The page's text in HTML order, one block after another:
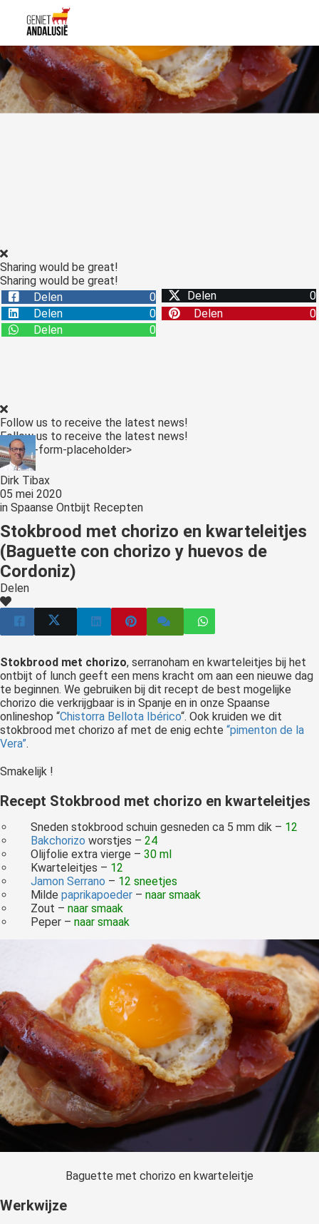
Sharing would be great!
Sharing would be great!
Delen
0 Delen
0
Delen
0 Delen
0
Delen
0
Follow us to receive the latest news!
Follow us to receive the latest news!
<:optin-form-placeholder>
Dirk Tibax
05 mei 2020
in Spaanse Ontbijt Recepten
Stokbrood met chorizo en kwarteleitjes
(Baguette con chorizo y huevos de
Cordoniz)
Delen
Stokbrood met chorizo, serranoham en kwarteleitjes bij het
ontbijt of lunch geeft een mens kracht om aan een nieuwe dag
te beginnen. We gebruiken bij dit recept de best mogelijke
chorizo die verkrijgbaar is in Spanje en in onze Spaanse
onlineshop “Chistorra Bellota Ibérico“. Ook kruiden we dit
stokbrood met chorizo af met de enig echte “pimenton de la
Vera”.
Smakelijk !
Recept Stokbrood met chorizo en kwarteleitjes
Sneden stokbrood schuin gesneden ca 5 mm dik – 12
Bakchorizo worstjes –24
Olijfolie extra vierge –30 ml
Kwarteleitjes – 12
Jamon Serrano – 12 sneetjes
Mildepaprikapoeder –naar smaak
Zout –naar smaak
Peper –naar smaak
Baguette met chorizo en kwarteleitje
Werkwijze